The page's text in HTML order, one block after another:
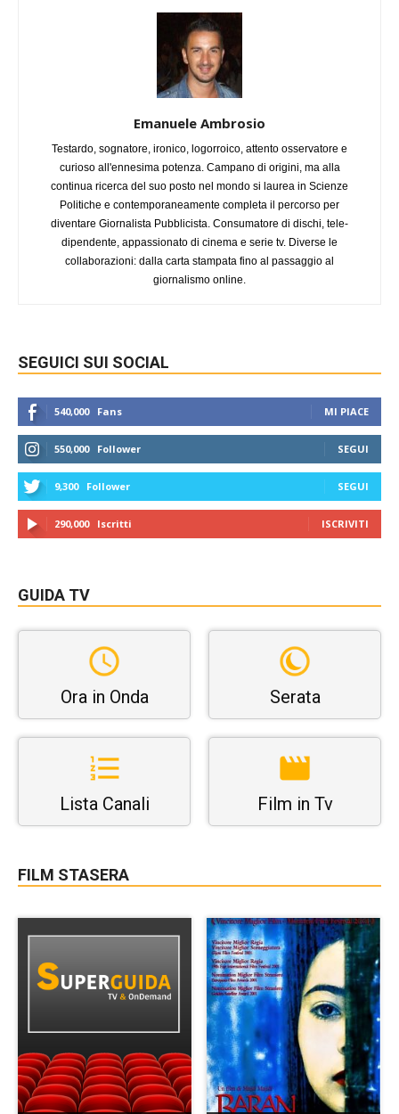
Emanuele Ambrosio
Testardo, sognatore, ironico, logorroico, attento osservatore e
curioso all'ennesima potenza. Campano di origini, ma alla
continua ricerca del suo posto nel mondo si laurea in Scienze
Politiche e contemporaneamente completa il percorso per
diventare Giornalista Pubblicista. Consumatore di dischi, tele-
dipendente, appassionato di cinema e serie tv. Diverse le
collaborazioni: dalla carta stampata fino al passaggio al
giornalismo online.
SEGUICI SUI SOCIAL
540,000 Fans MI PIACE
550,000 Follower SEGUI
9,300 Follower SEGUI
290,000 Iscritti ISCRIVITI
GUIDA TV
Ora in Onda Serata
Lista Canali Film in Tv
FILM STASERA